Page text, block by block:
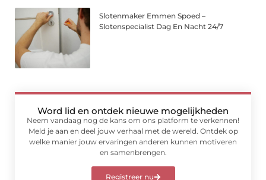
Slotenmaker Emmen Spoed –
Slotenspecialist Dag En Nacht 24/7
Word lid en ontdek nieuwe mogelijkheden
Neem vandaag nog de kans om ons platform te verkennen!
Meld je aan en deel jouw verhaal met de wereld. Ontdek op
welke manier jouw ervaringen anderen kunnen motiveren
en samenbrengen.
Registreer nu